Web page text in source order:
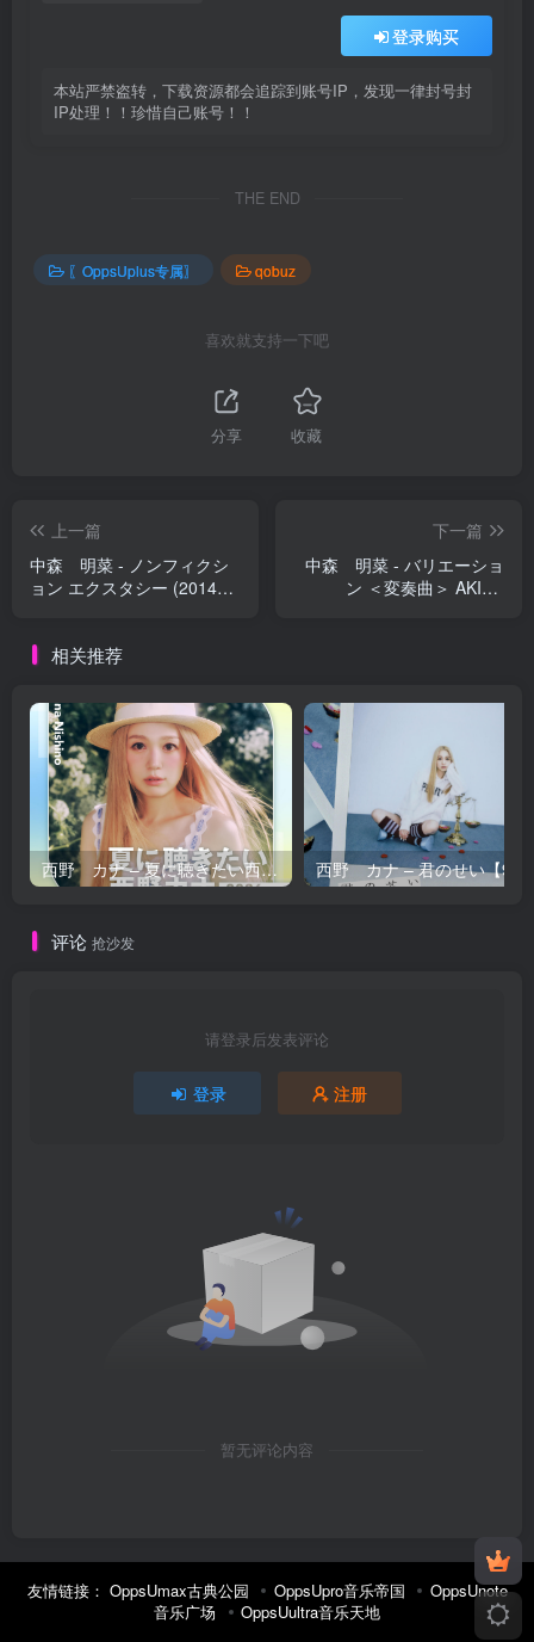
登录购买
本站严禁盗转，下载资源都会追踪到账号IP，发现一律封号封
IP处理！！珍惜自己账号！！
THE END
〖OppsUplus专属〗 qobuz
喜欢就支持一下吧
分享 收藏
上一篇
中森 明菜 - ノンフィクシ
ョン エクスタシー (2014
下一篇
中森 明菜 - バリエーショ
ン ＜変奏曲＞ AKINA
本区
相关推荐
西野 カナ – 夏に聴きたい西野カナ2026【44.1kHz／16bit】日本区
评论 抢沙发
请登录后发表评论
登录 注册
暂无评论内容
友情链接： OppsUmax古典公园 OppsUpro音乐帝国
OppsUnote
音乐广场
OppsUultra音乐天地